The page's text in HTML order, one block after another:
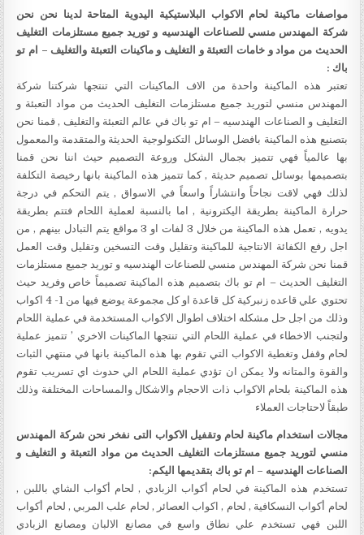
مواصفات ماكينة لحام الاكواب البلاستيكية اليدوية المتاحة لدينا نحن نحن
شركة المهندس منسي للصناعات الهندسيه و توريد جميع مستلزمات التغليف
الحديث من مواد و خامات التعبئة و التغليف و ماكينات التعبئة والتغليف – ام تو
باك :
تعتبر هذه الماكينة واحدة من الاف الماكينات التي تنتجها شركتنا شركة
المهندس منسي لتوريد جميع مستلزمات التغليف الحديث من مواد التعبئة و
التغليف و الصناعات الهندسيه – ام تو باك في عالم التعبئة والتغليف , قمنا نحن
بتصنيع هذه الماكينة بافضل الوسائل التكنولوجية الحديثة والمتقدمة والمعمول
بها عالمياً فهي تتميز بجمال الشكل وروعة التصميم حيث اننا نحن قمنا
بتصميمها بوسائل تصميم حديثة , كما تتميز هذه الماكينة بانها رخيصة التكلفة
لذلك فهي لاقت نجاحاً وانتشاراً واسعاً في الاسواق , يتم التحكم في درجة
حرارة الماكينة بطريقة اليكترونية , اما بالنسبة لعملية اللحام فتتم بطريقة
يدويه , تعمل هذه الماكينة من خلال 3 لفات او 3 مواقع يتم التبادل بينهم , من
اجل رفع الكفائة الانتاجية للماكينة وتقليل وقت التسخين وتقليل وقت العمل
قمنا نحن شركة المهندس منسي للصناعات الهندسيه و توريد جميع مستلزمات
التغليف الحديث – ام تو باك بتصميم هذه الماكينة تصميماً خاص وفريد حيث
تحتوي علي قاعده زنبركية كل قاعدة او كل مجموعة يوضع فيها من 1- 4 اكواب
وذلك من اجل حل مشكله اختلاف اطوال الاكواب المستخدمة في عملية اللحام
ولتجنب الاخطاء في عملية اللحام التي تنتجها الماكينات الاخري ’ تتميز عملية
لحام وقفل وتغطية الاكواب التي تقوم بها هذه الماكينة بانها في منتهي الثبات
والقوة والمتانه ولا يمكن ان تؤدي عملية اللحام الي حدوث اي تسريب تقوم
هذه الماكينة بلحام الاكواب ذات الاحجام والاشكال والمساحات المختلفة وذلك
طبقاً لاحتاجات العملاء
مجالات استخدام ماكينة لحام وتقفيل الاكواب التى نفخر نحن شركة المهندس
منسي لتوريد جميع مستلزمات التغليف الحديث من مواد التعبئة و التغليف و
الصناعات الهندسيه – ام تو باك بتقديمها اليكم:
تستخدم هذه الماكينة في لحام أكواب الزبادي , لحام أكواب الشاي باللبن ,
لحام أكواب النسكافية , لحام , اكواب العصائر , لحام علب المربي , لحام أكواب
اللبن فهي تستخدم علي نطاق واسع في مصانع الالبان ومصانع الزبادي